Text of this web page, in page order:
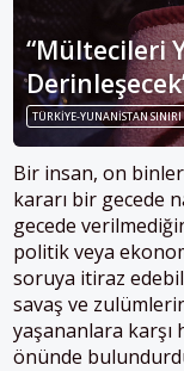
“Mültecileri
TÜRKIYE-YUNANISTAN SINIRI
Bir insan, on
kararı bir gecede
gecede
politik veya
soruya itiraz
savaş ve
yaşananlara karşı
önünde